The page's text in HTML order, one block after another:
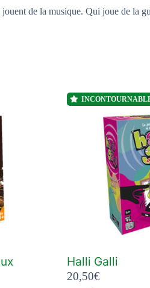
de la musique. Qui joue de la
Halli Galli
20,50€